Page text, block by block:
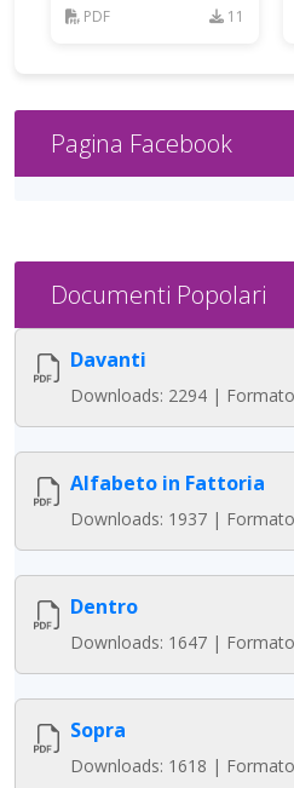
PDF 11
Pagina Facebook
Documenti Popolari
Davanti
Downloads: 2294 |
Alfabeto in Fattoria
Downloads: 1937 |
Dentro
Downloads: 1647 |
Sopra
Downloads: 1618 |